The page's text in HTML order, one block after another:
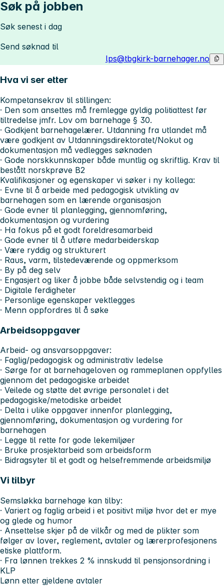
Søk på jobben
Søk senest i dag
Send søknad til
lps@tbgkirk-barnehager.no
Hva vi ser etter
Kompetansekrav til stillingen:
· Den som ansettes må fremlegge gyldig politiattest før
tiltredelse jmfr. Lov om barnehage § 30.
· Godkjent barnehagelærer. Utdanning fra utlandet må
være godkjent av Utdanningsdirektoratet/Nokut og
dokumentasjon må vedlegges søknaden
· Gode norskkunnskaper både muntlig og skriftlig. Krav til
bestått norskprøve B2
Kvalifikasjoner og egenskaper vi søker i ny kollega:
· Evne til å arbeide med pedagogisk utvikling av
barnehagen som en lærende organisasjon
· Gode evner til planlegging, gjennomføring,
dokumentasjon og vurdering
· Ha fokus på et godt foreldresamarbeid
· Gode evner til å utføre medarbeiderskap
· Være ryddig og strukturert
· Raus, varm, tilstedeværende og oppmerksom
· By på deg selv
· Engasjert og liker å jobbe både selvstendig og i team
· Digitale ferdigheter
· Personlige egenskaper vektlegges
· Menn oppfordres til å søke
Arbeidsoppgaver
Arbeid- og ansvarsoppgaver:
· Faglig/pedagogisk og administrativ ledelse
· Sørge for at barnehageloven og rammeplanen oppfylles
gjennom det pedagogiske arbeidet
· Veilede og støtte det øvrige personalet i det
pedagogiske/metodiske arbeidet
· Delta i ulike oppgaver innenfor planlegging,
gjennomføring, dokumentasjon og vurdering for
barnehagen
· Legge til rette for gode lekemiljøer
· Bruke prosjektarbeid som arbeidsform
· Bidragsyter til et godt og helsefremmende arbeidsmiljø
Vi tilbyr
Semsløkka barnehage kan tilby:
· Variert og faglig arbeid i et positivt miljø hvor det er mye
og glede og humor
· Ansettelse skjer på de vilkår og med de plikter som
følger av lover, reglement, avtaler og lærerprofesjonens
etiske plattform.
· Fra lønnen trekkes 2 % innskudd til pensjonsordning i
KLP
Lønn etter gjeldene avtaler